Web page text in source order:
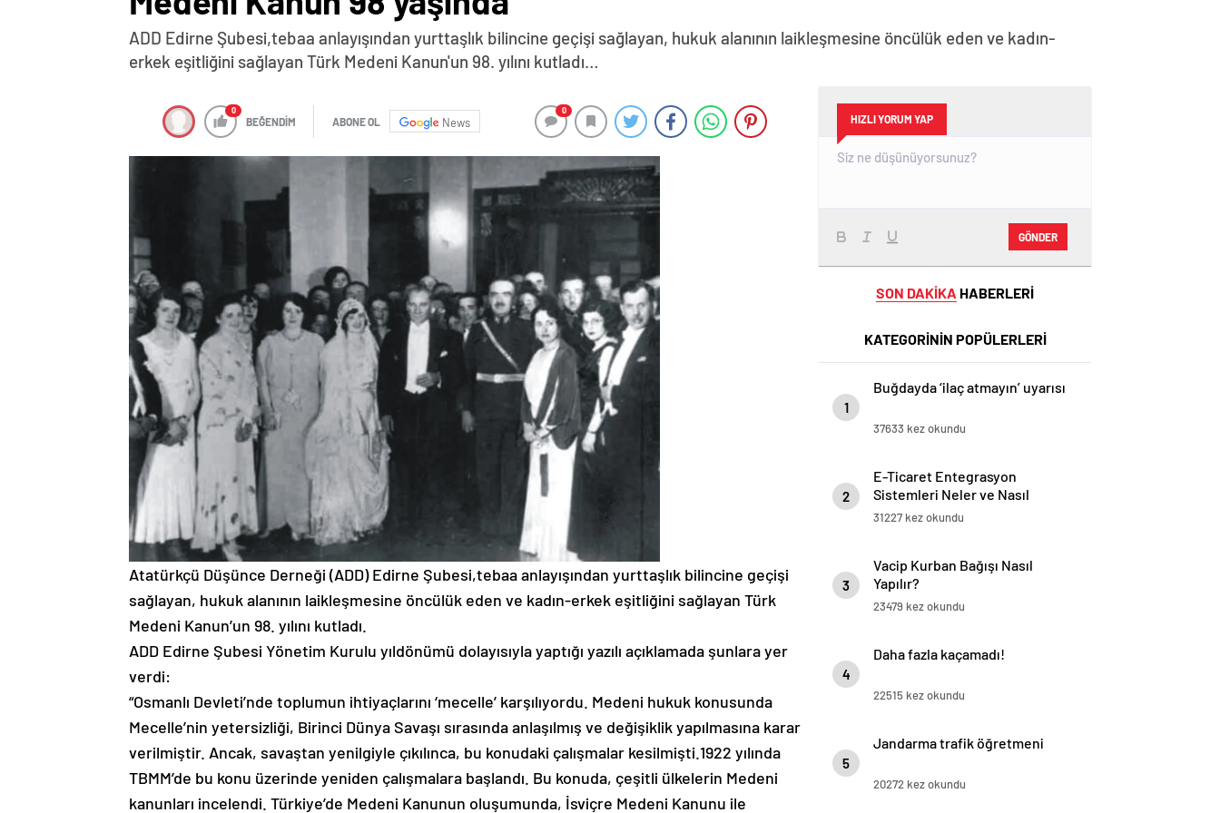
ADD Edirne Şubesi,tebaa anlayışından yurttaşlık bilincine geçişi sağlayan, hukuk alanının laikleşmesine öncülük eden ve kadın-
erkek eşitliğini sağlayan Türk Medeni Kanun'un 98. yılını kutladı…
0
BEĞENDİM ABONE OL News
0
Atatürkçü Düşünce Derneği (ADD) Edirne Şubesi,tebaa anlayışından yurttaşlık bilincine geçişi
sağlayan, hukuk alanının laikleşmesine öncülük eden ve kadın-erkek eşitliğini sağlayan Türk
Medeni Kanun’un 98. yılını kutladı.
ADD Edirne Şubesi Yönetim Kurulu yıldönümü dolayısıyla yaptığı yazılı açıklamada şunlara yer
verdi:
“Osmanlı Devleti’nde toplumun ihtiyaçlarını ‘mecelle’ karşılıyordu. Medeni hukuk konusunda
Mecelle’nin yetersizliği, Birinci Dünya Savaşı sırasında anlaşılmış ve değişiklik yapılmasına karar
verilmiştir. Ancak, savaştan yenilgiyle çıkılınca, bu konudaki çalışmalar kesilmişti.1922 yılında
TBMM’de bu konu üzerinde yeniden çalışmalara başlandı. Bu konuda, çeşitli ülkelerin Medeni
kanunları incelendi. Türkiye’de Medeni Kanunun oluşumunda, İsviçre Medeni Kanunu ile
HIZLI YORUM YAP
GÖNDER
SON DAKİKA HABERLERİ
KATEGORİNİN POPÜLERLERİ
1
Buğdayda ‘ilaç atmayın’ uyarısı
37633 kez okundu
2
E-Ticaret Entegrasyon
Sistemleri Neler ve Nasıl
Yapılır?
31227 kez okundu
3
Vacip Kurban Bağışı Nasıl
Yapılır?
23479 kez okundu
4
Daha fazla kaçamadı!
22515 kez okundu
5
Jandarma trafik öğretmeni
20272 kez okundu